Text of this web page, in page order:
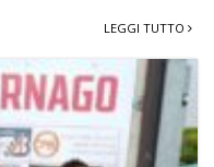
LEGGI TUTTO